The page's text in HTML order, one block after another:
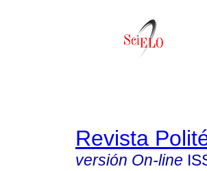
Revista
versión On-line